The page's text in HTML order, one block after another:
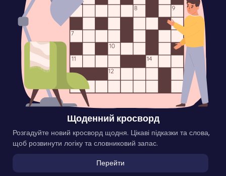
Щоденний кросворд
Розгадуйте новий кросворд щодня. Цікаві підказки та слова,
щоб розвинути логіку та словниковий запас.
Перейти